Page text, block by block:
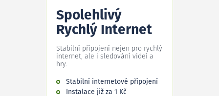
Spolehlivý
Rychlý Internet
Stabilní připojení nejen pro rychlý
internet, ale i sledování videí a
hry.
Stabilní internetové připojení
Instalace již za 1 Kč